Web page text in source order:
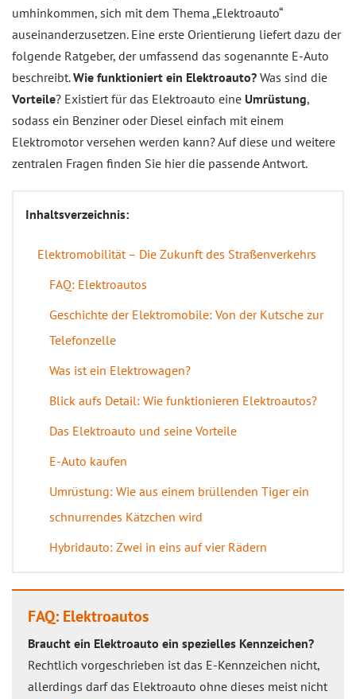
umhinkommen, sich mit dem Thema „Elektroauto“
auseinanderzusetzen. Eine erste Orientierung liefert dazu der
folgende Ratgeber, der umfassend das sogenannte E-Auto
beschreibt.Wie funktioniert ein Elektroauto? Was sind die
Vorteile? Existiert für das Elektroauto eine Umrüstung,
sodass ein Benziner oder Diesel einfach mit einem
Elektromotor versehen werden kann? Auf diese und weitere
zentralen Fragen finden Sie hier die passende Antwort.
Inhaltsverzeichnis:
Elektromobilität – Die Zukunft des Straßenverkehrs
FAQ: Elektroautos
Geschichte der Elektromobile: Von der Kutsche zur
Telefonzelle
Was ist ein Elektrowagen?
Blick aufs Detail: Wie funktionieren Elektroautos?
Das Elektroauto und seine Vorteile
E-Auto kaufen
Umrüstung: Wie aus einem brüllenden Tiger ein
schnurrendes Kätzchen wird
Hybridauto: Zwei in eins auf vier Rädern
FAQ: Elektroautos
Braucht ein Elektroauto ein spezielles Kennzeichen?
Rechtlich vorgeschrieben ist das E-Kennzeichen nicht,
allerdings darf das Elektroauto ohne dieses meist nicht